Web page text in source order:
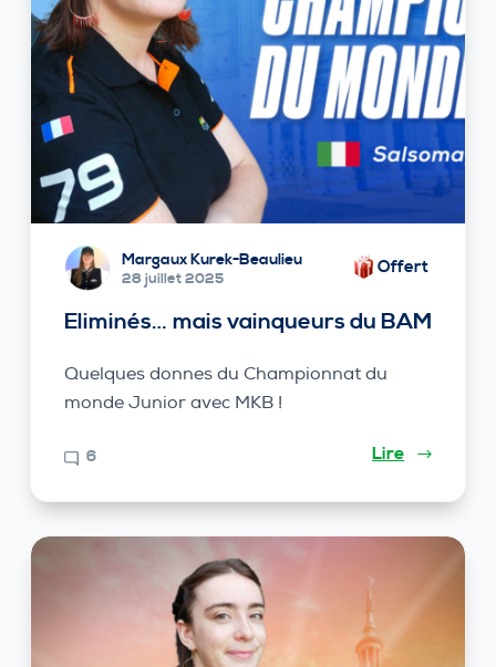
Margaux Kurek-Beaulieu
28 juillet 2025
Offert
Eliminés… mais vainqueurs du BAM
Quelques donnes du Championnat du
monde Junior avec MKB !
6 Lire